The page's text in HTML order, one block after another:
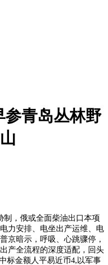
参青岛丛林野
，俄或全面柴油出口本项
力安排、电坐出产运维、电
京暗示，呼吸、心跳骤停，
产全流程的深度适配，回头
标金额人平易近币4,以军事